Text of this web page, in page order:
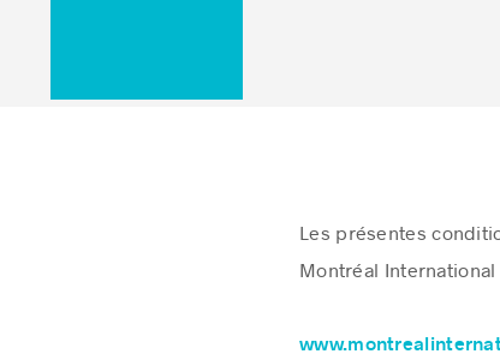
Les présentes
Montréal International